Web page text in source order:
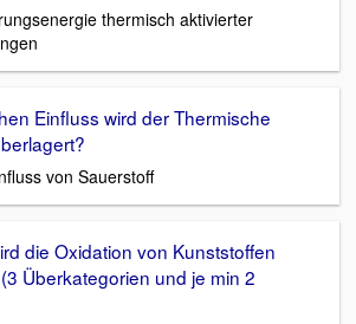
thermisch aktivierter
Einfluss wird der Thermische
von Sauerstoff
die Oxidation von Kunststoffen
Überkategorien und je min 2